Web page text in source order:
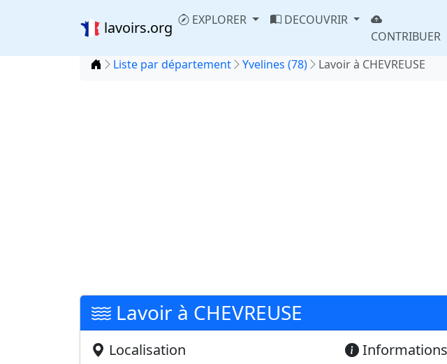
lavoirs.org EXPLORER
DECOUVRIR
CONTRIBUER
Accueil
Liste par département Yvelines (78) Lavoir à CHEVREUSE
Lavoir à CHEVREUSE
Localisation Informations